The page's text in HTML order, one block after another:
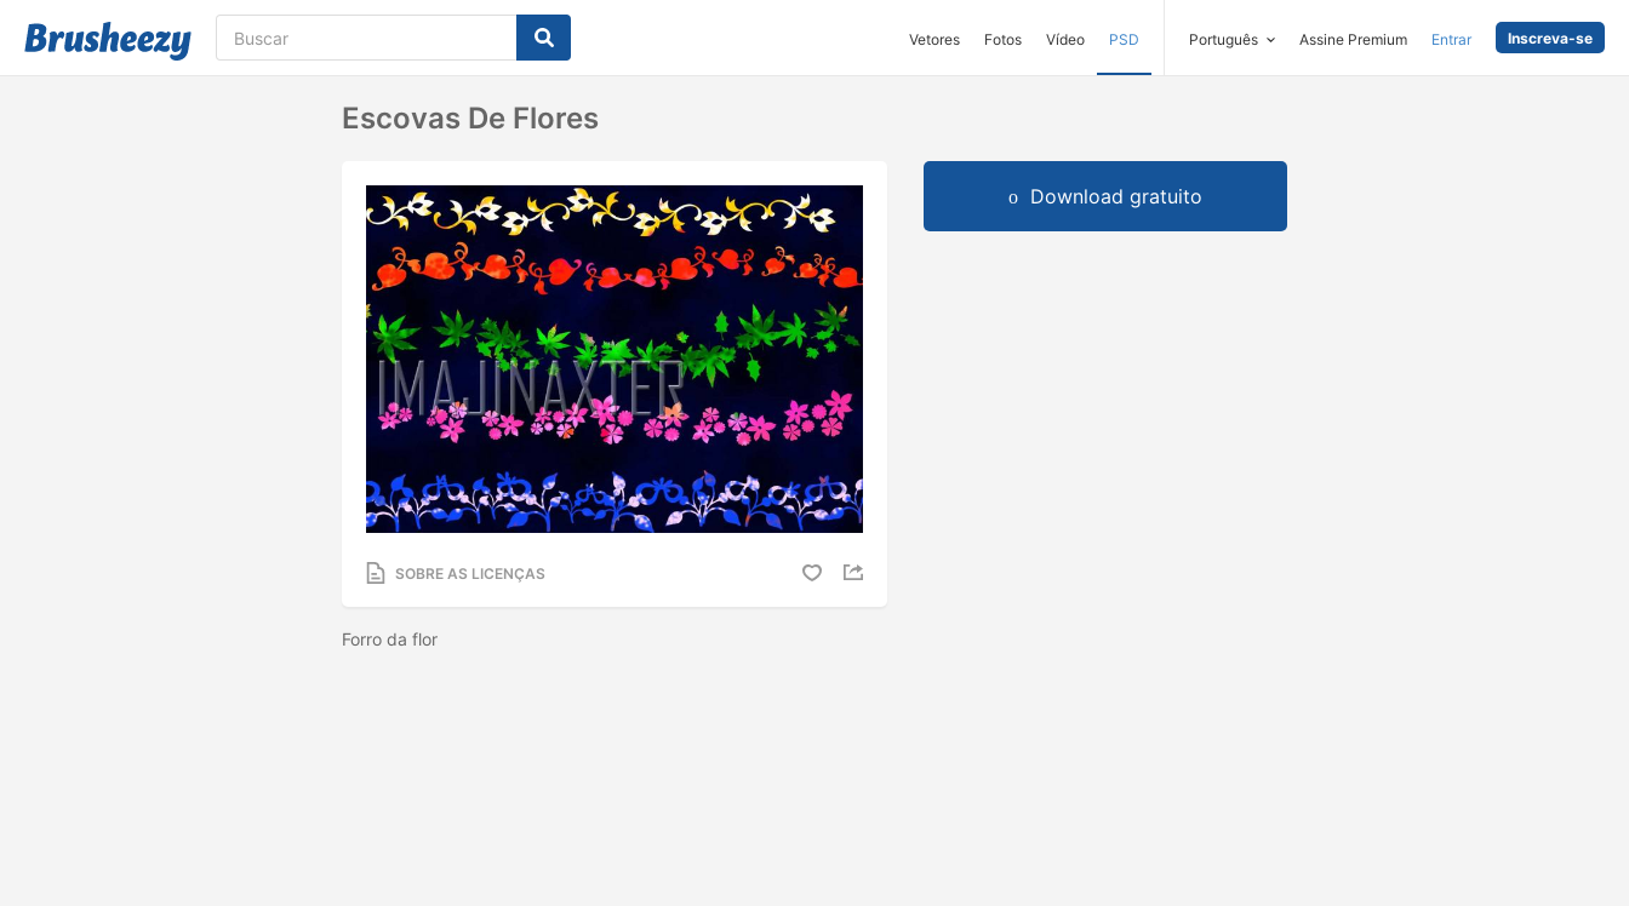
Vetores Fotos Vídeo PSD Português Assine Premium Entrar Inscreva-se
Escovas De Flores
SOBRE AS LICENÇAS
Forro da flor
Download gratuito